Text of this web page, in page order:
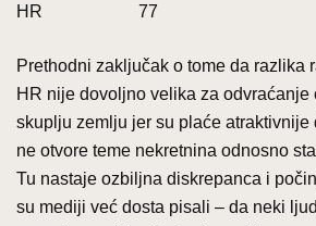
HR 77
Prethodni zaključak o tome da razlika
HR nije dovoljno velika za odvraćanje
skuplju zemlju jer su plaće atraktivnije
ne otvore teme nekretnina odnosno
Tu nastaje ozbiljna diskrepanca i
su mediji već dosta pisali – da neki